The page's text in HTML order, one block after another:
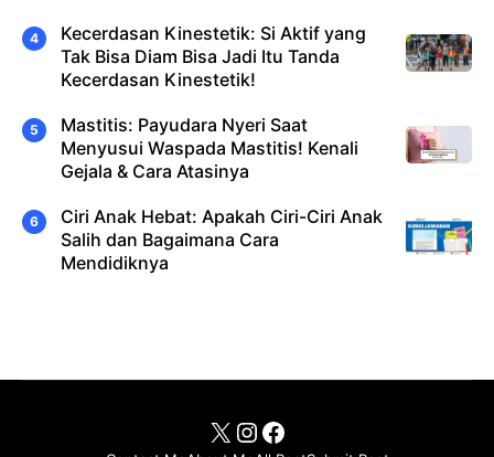
Kecerdasan Kinestetik: Si Aktif yang
Tak Bisa Diam Bisa Jadi Itu Tanda
Kecerdasan Kinestetik!
Mastitis: Payudara Nyeri Saat
Menyusui Waspada Mastitis! Kenali
Gejala & Cara Atasinya
Ciri Anak Hebat: Apakah Ciri-Ciri Anak
Salih dan Bagaimana Cara
Mendidiknya
X Instagram
Facebook